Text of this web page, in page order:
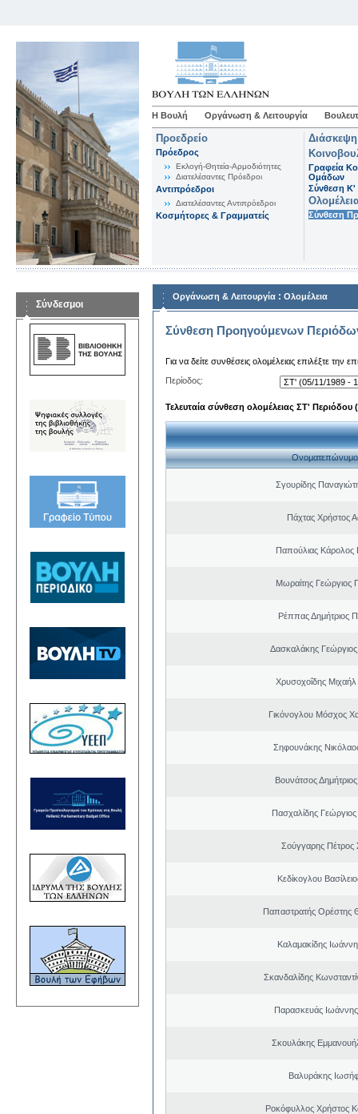
Η Βουλή Οργάνωση & Λειτουργία
Προεδρείο
Πρόεδρος
Εκλογή-Θητεία-Αρμοδιότητες
Διατελέσαντες Πρόεδροι
Αντιπρόεδροι
Διατελέσαντες Αντιπρόεδροι
Κοσμήτορες & Γραμματείς
Γραφεία
Ομάδων
Σύνθεση K'
Σύνθεση
Σύνδεσμοι
Οργάνωση & Λειτουργία : Ολομέλεια
Σύνθεση Προηγούμενων
Για να δείτε συνθέσεις ολομέλειας επιλέξτε την
Περίοδος:
Τελευταία σύνθεση ολομέλειας ΣΤ' Περιόδου
Ονοματεπώνυμο
Σγουρίδης
Πάχτας Χρήστος
Παπούλιας Κάρολος
Μωραίτης Γεώργιος
Ρέππας Δημήτριος
Δασκαλάκης
Χρυσοχοΐδης Μιχαήλ
Γικόνογλου Μόσχος
Σηφουνάκης
Βουνάτσος
Πασχαλίδης
Σούγγαρης Πέτρος
Κεδίκογλου
Παπαστρατής Ορέστης
Καλαμακίδης
Σκανδαλίδης
Παρασκευάς Ιωάννης
Σκουλάκης
Βαλυράκης
Ροκόφυλλος Χρήστος